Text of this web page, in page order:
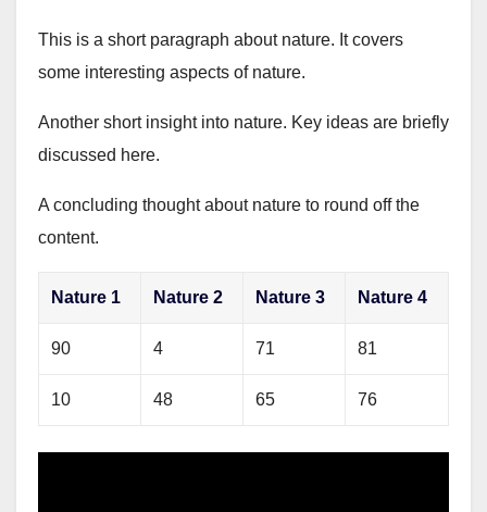
This is a short paragraph about nature. It covers
some interesting aspects of nature.
Another short insight into nature. Key ideas are briefly
discussed here.
A concluding thought about nature to round off the
content.
Nature 1 Nature 2 Nature 3 Nature 4
90 4 71 81
10 48 65 76